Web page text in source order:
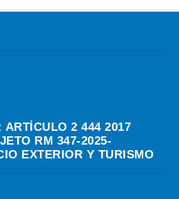
2 444 2017
RM 347-2025-
EXTERIOR Y TURISMO